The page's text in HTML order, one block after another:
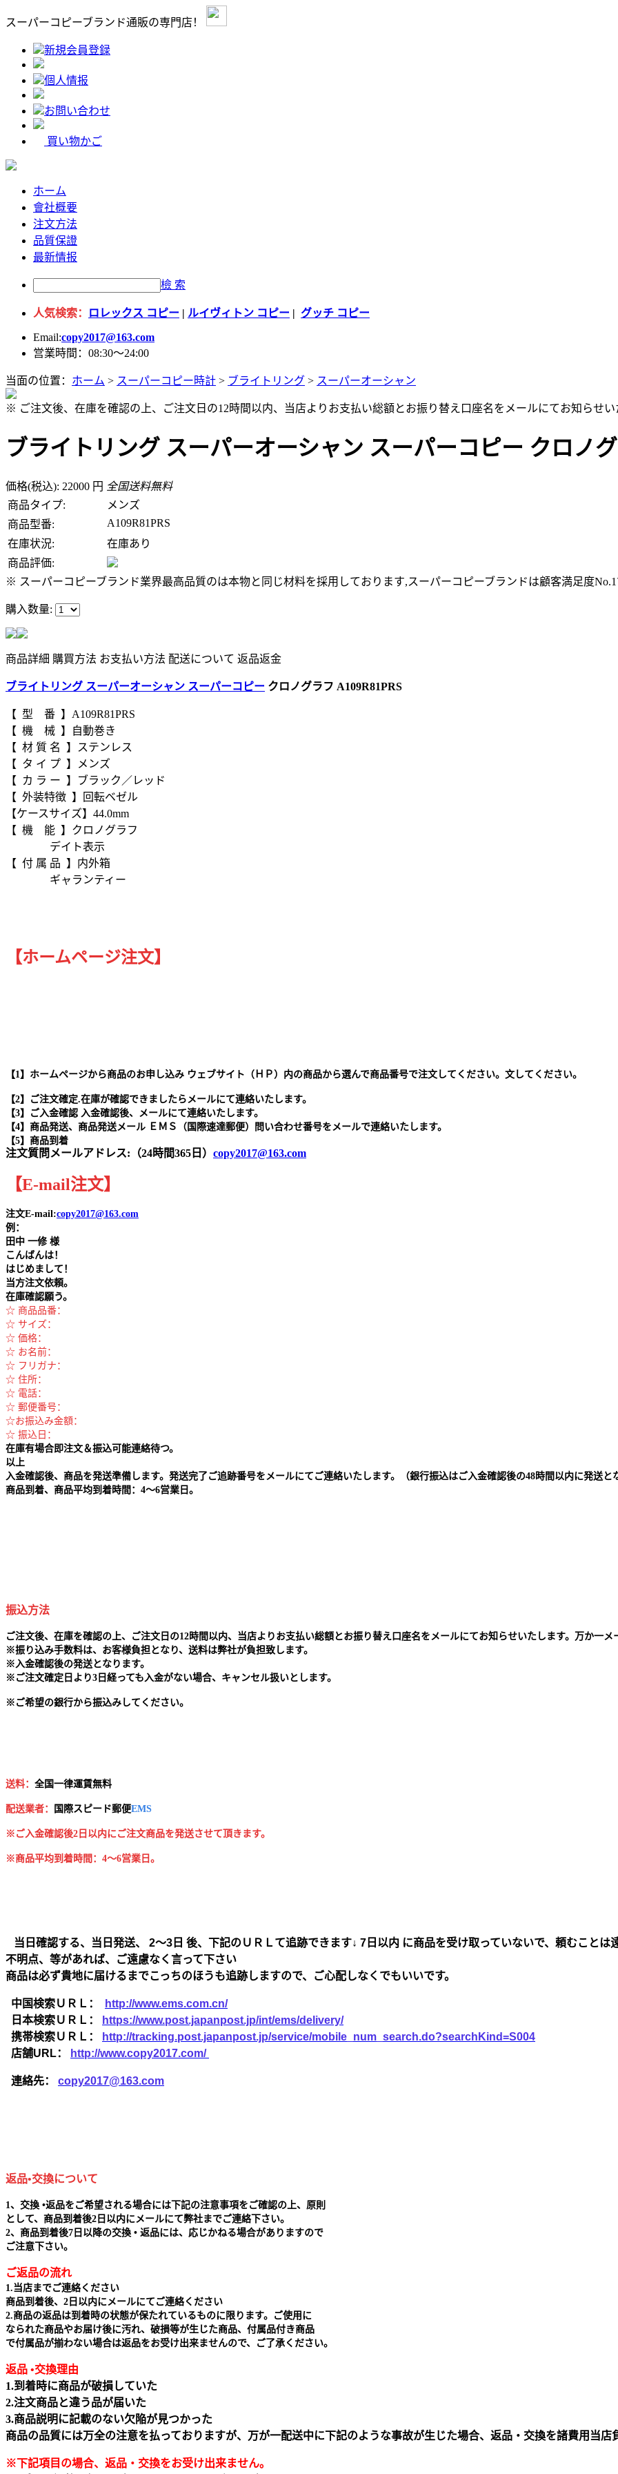
スーパーコピーブランド通販の専門店！
新規会員登録
個人情报
お問い合わせ
買い物かご
ホーム
會社概要
注文方法
品質保證
最新情报
檢 索
人気検索： ロレックス コピー | ルイヴィトン コピー | グッチ コピー
Email:copy2017@163.com
営業時間：08:30～24:00
当面の位置： ホーム > スーパーコピー時計 > ブライトリング > スーパーオーシャン
※ ご注文後、在庫を確認の上、ご注文日の12時間以内、当店よりお支払い総額とお振り替え口座名をメールにてお知らせい
ブライトリング スーパーオーシャン スーパーコピー クロノ
価格(税込): 22000 円 全国送料無料
商品タイプ:
メンズ
商品型番:
A109R81PRS
在庫状況:
在庫あり
商品評価:
※ スーパーコピーブランド業界最高品質のは本物と同じ材料を採用しております,スーパーコピーブランドは顧客満足度No.1
購入数量:
商品詳細 購買方法 お支払い方法 配送について 返品返金
ブライトリング スーパーオーシャン スーパーコピー クロノグラフ A109R81PRS
【 型 番 】A109R81PRS
【 機 械 】自動巻き
【 材 質 名 】ステンレス
【 タ イ プ 】メンズ
【 カ ラ ー 】ブラック／レッド
【 外装特徴 】回転ベゼル
【ケースサイズ】44.0mm
【 機 能 】クロノグラフ
デイト表示
【 付 属 品 】内外箱
ギャランティー
【ホームページ注文】
【1】ホームページから商品のお申し込み ウェブサイト（ＨＰ）内の商品から選んで商品番号で注文してください。文してください。
【2】ご注文確定.在庫が確認できましたらメールにて連絡いたします。
【3】ご入金確認 入金確認後、メールにて連絡いたします。
【4】商品発送、商品発送メール ＥＭＳ（国際速達郵便）問い合わせ番号をメールで連絡いたします。
【5】商品到着
注文質問メールアドレス:（24時間365日） copy2017@163.com
【E-mail注文】
注文E-mail:copy2017@163.com
例：
田中 一修 様
こんばんは！
はじめまして！
当方注文依頼。
在庫確認願う。
☆ 商品品番：
☆ サイズ：
☆ 価格：
☆ お名前：
☆ フリガナ：
☆ 住所：
☆ 電話：
☆ 郵便番号：
☆お振込み金額：
☆ 振込日：
在庫有場合即注文＆振込可能連絡待つ。
以上
入金確認後、商品を発送準備します。発送完了ご追跡番号をメールにてご連絡いたします。（銀行振込はご入金確認後の48時間以内に発送と
商品到着、商品平均到着時間：4～6営業日。
振込方法
ご注文後、在庫を確認の上、ご注文日の12時間以内、当店よりお支払い総額とお振り替え口座名をメールにてお知らせいたします。万か一メ
※振り込み手数料は、お客様負担となり、送料は弊社が負担致します。
※ 入金確認後の発送となります。
※ ご注文確定日より3日経っても入金がない場合、キャンセル扱いとします。
※ ご希望の銀行から振込みしてください。
送料： 全国一律運賃無料
配送業者： 国 際スピード郵便EMS
※ご入金確認後2日以内にご注文商品を発送させて頂きます。
※商品平均到着時間：4～6営業日。
当日確認する、当日発送、 2～3日 後、下記のＵＲＬて追跡できます↓ 7日以内 に商品を受け取っていないで、頼むこと
不明点、等があれば、ご遠慮なく言って下さい
商品は必ず貴地に届けるまでこっちのほうも追跡しますので、ご心配しなくでもいいです。
中国検索ＵＲＬ：
http://www.ems.com.cn/
日本検索ＵＲＬ：
https://www.post.japanpost.jp/int/ems/delivery/
携帯検索ＵＲＬ：
http://tracking.post.japanpost.jp/service/mobile_num_search.do?searchKind=S004
店舗URL：
http://www.copy2017.com/
連絡先： copy2017@163.com
返品•交換について
1、交換 •返品をご希望される場合には下記の注意事項をご確認の上、原則
として、商品到着後2日以内にメールにて弊社までご連絡下さい。
2、商品到着後7日以降の交換 • 返品には、応じかねる場合がありますので
ご注意下さい。
ご返品の流れ
1.当店までご連絡ください
商品到着後、2日以内にメールにてご連絡ください
2.商品の返品は到着時の状態が保たれているものに限ります。ご使用に
なられた商品やお届け後に汚れ、破損等が生じた商品、付属品付き商品
で付属品が揃わない場合は返品をお受け出来ませんので、ご了承ください。
返品 •交換理由
1.到着時に商品が破損していた
2.注文商品と違う品が届いた
3.商品説明に記載のない欠陥が見つかった
商品の品質には万全の注意を払っておりますが、万が一配送中に下記のような事故が生じた場合、返品・交換を諸費用当店
※下記項目の場合、返品・交換をお受け出来ません｡